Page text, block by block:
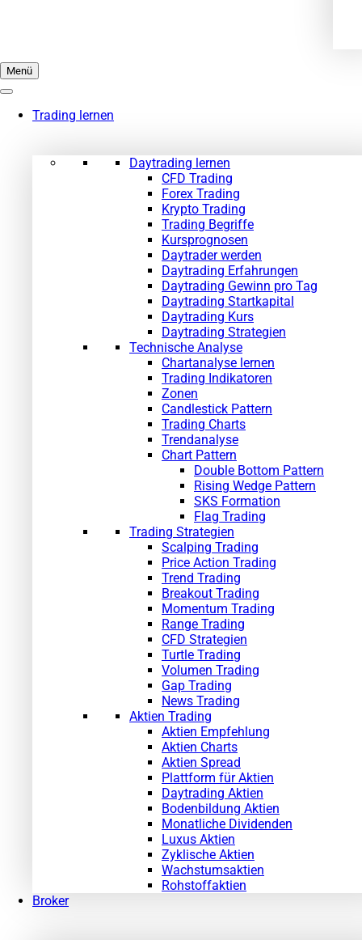
Menü
Trading lernen
Daytrading lernen
CFD Trading
Forex Trading
Krypto Trading
Trading Begriffe
Kursprognosen
Daytrader werden
Daytrading Erfahrungen
Daytrading Gewinn pro Tag
Daytrading Startkapital
Daytrading Kurs
Daytrading Strategien
Technische Analyse
Chartanalyse lernen
Trading Indikatoren
Zonen
Candlestick Pattern
Trading Charts
Trendanalyse
Chart Pattern
Double Bottom Pattern
Rising Wedge Pattern
SKS Formation
Flag Trading
Trading Strategien
Scalping Trading
Price Action Trading
Trend Trading
Breakout Trading
Momentum Trading
Range Trading
CFD Strategien
Turtle Trading
Volumen Trading
Gap Trading
News Trading
Aktien Trading
Aktien Empfehlung
Aktien Charts
Aktien Spread
Plattform für Aktien
Daytrading Aktien
Bodenbildung Aktien
Monatliche Dividenden
Luxus Aktien
Zyklische Aktien
Wachstumsaktien
Rohstoffaktien
Broker